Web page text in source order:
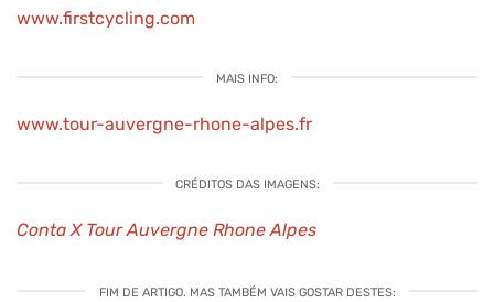
www.firstcycling.com
MAIS INFO:
www.tour-auvergne-rhone-alpes.fr
CRÉDITOS DAS IMAGENS:
Conta X Tour Auvergne Rhone Alpes
FIM DE ARTIGO. MAS TAMBÉM VAIS GOSTAR DESTES: